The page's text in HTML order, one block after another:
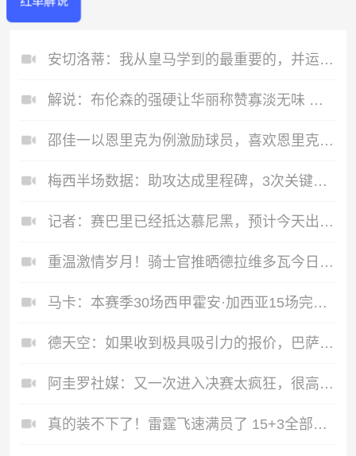
安切洛蒂：我从皇马学到的最重要的，并运用到巴西的，就是高标准
解说：布伦森的强硬让华丽称赞寡淡无味 他是典型的好莱坞式英雄
邵佳一以恩里克为例激励球员，喜欢恩里克的韦世豪献声
梅西半场数据：助攻达成里程碑，3次关键传球暂无射门
记者：赛巴里已经抵达慕尼黑，预计今天出席拜仁官方欢迎仪式
重温激情岁月！骑士官推晒德拉维多瓦今日到场观战东决G4
马卡：本赛季30场西甲霍安·加西亚15场完成零封，场均失球0.7球
德天空：如果收到极具吸引力的报价，巴萨不会阻碍费兰转会
阿圭罗社媒：又一次进入决赛太疯狂，很高兴享受精彩的世界杯
真的装不下了！雷霆飞速满员了 15+3全部到位！